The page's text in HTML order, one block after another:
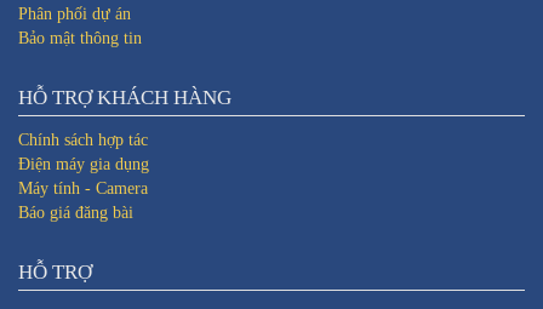
Phân phối dự án
Bảo mật thông tin
HỖ TRỢ KHÁCH HÀNG
Chính sách hợp tác
Điện máy gia dụng
Máy tính - Camera
Báo giá đăng bài
HỖ TRỢ